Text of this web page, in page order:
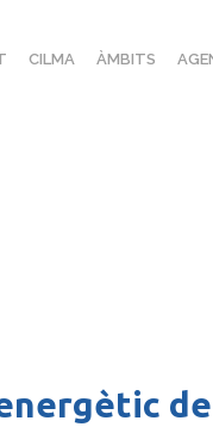
CILMA ÀMBITS